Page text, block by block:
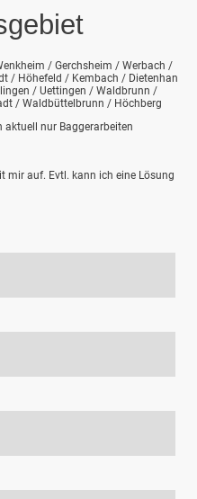
/ Gerchsheim / Werbach /
/ Höhefeld / Kembach / Dietenhan
/ Uettingen / Waldbrunn /
/ Waldbüttelbrunn / Höchberg
aktuell nur Baggerarbeiten
mir auf. Evtl. kann ich eine Lösung